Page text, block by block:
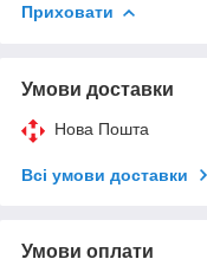
Приховати
Умови доставки
Нова Пошта
Всі умови доставки
Умови оплати